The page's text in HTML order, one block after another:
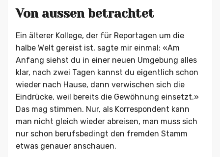
Von aussen betrachtet
Ein älterer Kollege, der für Reportagen um die
halbe Welt gereist ist, sagte mir einmal: «Am
Anfang siehst du in einer neuen Umgebung alles
klar, nach zwei Tagen kannst du eigentlich schon
wieder nach Hause, dann verwischen sich die
Eindrücke, weil bereits die Gewöhnung einsetzt.»
Das mag stimmen. Nur, als Korrespondent kann
man nicht gleich wieder abreisen, man muss sich
nur schon berufsbedingt den fremden Stamm
etwas genauer anschauen.